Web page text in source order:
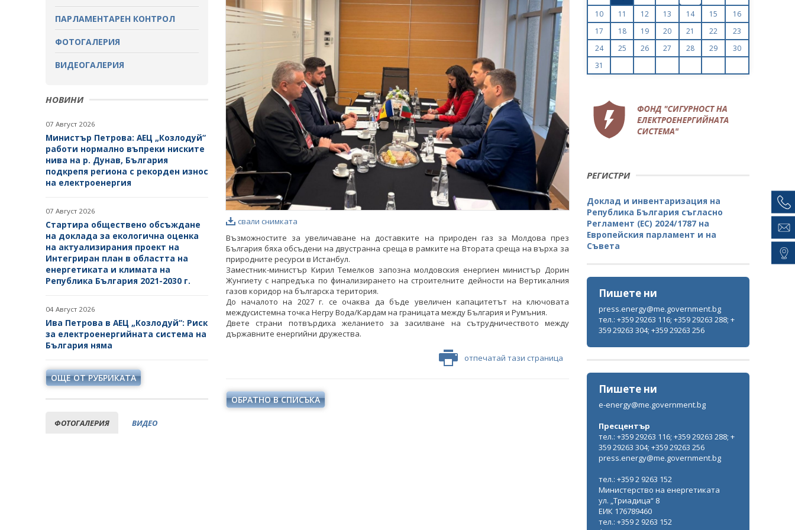
ОБСЪЖДАНЕ
ЗАВЪРШИЛИ ПРОЦЕДУРИ ЗА
ОБЩЕСТВЕНО ОБСЪЖДАНЕ
ПАРЛАМЕНТАРЕН КОНТРОЛ
ФОТОГАЛЕРИЯ
ВИДЕОГАЛЕРИЯ
НОВИНИ
07 Август 2026
Министър Петрова: АЕЦ „Козлодуй“
работи нормално въпреки ниските
нива на р. Дунав, България
подкрепя региона с рекорден износ
на електроенергия
07 Август 2026
Стартира обществено обсъждане
на доклада за екологична оценка
на актуализирания проект на
Интегриран план в областта на
енергетиката и климата на
Република България 2021-2030 г.
04 Август 2026
Ива Петрова в АЕЦ „Козлодуй“: Риск
за електроенергийната система на
България няма
ОЩЕ ОТ РУБРИКАТА
ФОТОГАЛЕРИЯ ВИДЕО
свали снимката
Възможностите за увеличаване на доставките на природен газ за Молдова през
България бяха обсъдени на двустранна среща в рамките на Втората среща на върха за
природните ресурси в Истанбул.
Заместник-министър Кирил Темелков запозна молдовския енергиен министър Дорин
Жунгиету с напредъка по финализирането на строителните дейности на Вертикалния
газов коридор на българска територия.
До началото на 2027 г. се очаква да бъде увеличен капацитетът на ключовата
междусистемна точка Негру Вода/Кардам на границата между България и Румъния.
Двете страни потвърдиха желанието за засилване на сътрудничеството между
държавните енергийни дружества.
отпечатай тази страница
ОБРАТНО В СПИСЪКА
10
11 12 13 14 15
16
17
18 19 20 21 22
23
24
25 26 27 28 29
30
31
РЕГИСТРИ
Доклад и инвентаризация на
Република България съгласно
Регламент (ЕС) 2024/1787 на
Европейския парламент и на
Съвета
Пишете ни
press.energy@me.government.bg
тел.: +359 29263 116; +359 29263 288; +
359 29263 304; +359 29263 256
Пишете ни
e-energy@me.government.bg
Пресцентър
тел.: +359 29263 116; +359 29263 288; +
359 29263 304; +359 29263 256
press.energy@me.government.bg
тел.: +359 2 9263 152
Министерство на енергетиката
ул. „Триадица“ 8
ЕИК 176789460
тел.: +359 2 9263 152